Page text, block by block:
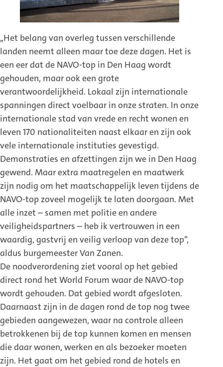
,,Het belang van overleg tussen verschillende
landen neemt alleen maar toe deze dagen. Het is
een eer dat de NAVO-top in Den Haag wordt
gehouden, maar ook een grote
verantwoordelijkheid. Lokaal zijn internationale
spanningen direct voelbaar in onze straten. In onze
internationale stad van vrede en recht wonen en
leven 170 nationaliteiten naast elkaar en zijn ook
vele internationale instituties gevestigd.
Demonstraties en afzettingen zijn we in Den Haag
gewend. Maar extra maatregelen en maatwerk
zijn nodig om het maatschappelijk leven tijdens de
NAVO-top zoveel mogelijk te laten doorgaan. Met
alle inzet – samen met politie en andere
veiligheidspartners – heb ik vertrouwen in een
waardig, gastvrij en veilig verloop van deze top’’,
aldus burgemeester Van Zanen.
De noodverordening ziet vooral op het gebied
direct rond het World Forum waar de NAVO-top
wordt gehouden. Dat gebied wordt afgesloten.
Daarnaast zijn in de dagen rond de top nog twee
gebieden aangewezen, waar na controle alleen
betrokkenen bij de top kunnen komen en mensen
die daar wonen, werken en als bezoeker moeten
zijn. Het gaat om het gebied rond de hotels en